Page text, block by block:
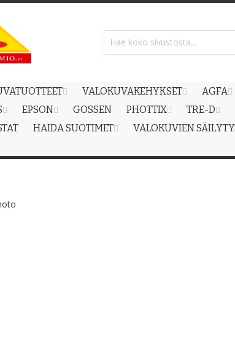
VALOKUVAKEHYKSET AGFA
EPSON GOSSEN PHOTTIX TRE-D
HAIDA SUOTIMET VALOKUVIEN